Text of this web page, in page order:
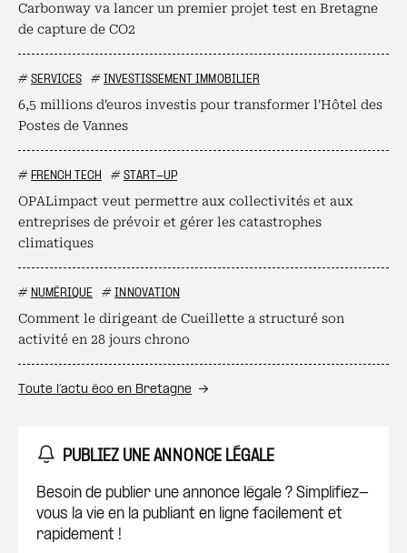
Carbonway va lancer un premier projet test en Bretagne
de capture de CO2
# SERVICES # INVESTISSEMENT IMMOBILIER
6,5 millions d'euros investis pour transformer l'Hôtel des
Postes de Vannes
# FRENCH TECH # START-UP
OPALimpact veut permettre aux collectivités et aux
entreprises de prévoir et gérer les catastrophes
climatiques
# NUMÉRIQUE # INNOVATION
Comment le dirigeant de Cueillette a structuré son
activité en 28 jours chrono
Toute l’actu éco en Bretagne
PUBLIEZ UNE ANNONCE LÉGALE
Besoin de publier une annonce légale ? Simplifiez-
vous la vie en la publiant en ligne facilement et
rapidement !